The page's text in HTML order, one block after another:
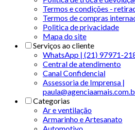
Termos e condições -
Termos de compras
Politica de privacidade
Mapa do site
Serviços ao cliente
WhatsApp | (21) 97971-
Central de atendimento
Canal Confidencial
Assessoria de Imprensa |
Categorias
Ar e ventilação
Armarinho e Artesanato